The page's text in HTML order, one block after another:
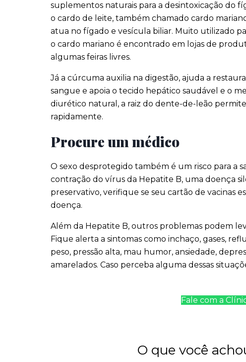
suplementos naturais para a desintoxicação do
o cardo de leite, também chamado cardo
atua no fígado e vesícula biliar. Muito utilizado
o cardo mariano é encontrado em lojas de
algumas feiras livres.
Já a cúrcuma auxilia na digestão, ajuda a
sangue e apoia o tecido hepático saudável e o
diurético natural, a raiz do dente-de-leão
rapidamente.
Procure um médico
O sexo desprotegido também é um risco para a
contração do vírus da Hepatite B, uma doença
preservativo, verifique se seu cartão de vacinas
doença.
Além da Hepatite B, outros problemas podem
Fique alerta a sintomas como inchaço, gases,
peso, pressão alta, mau humor, ansiedade,
amarelados. Caso perceba alguma dessas
Fale com a
O que você